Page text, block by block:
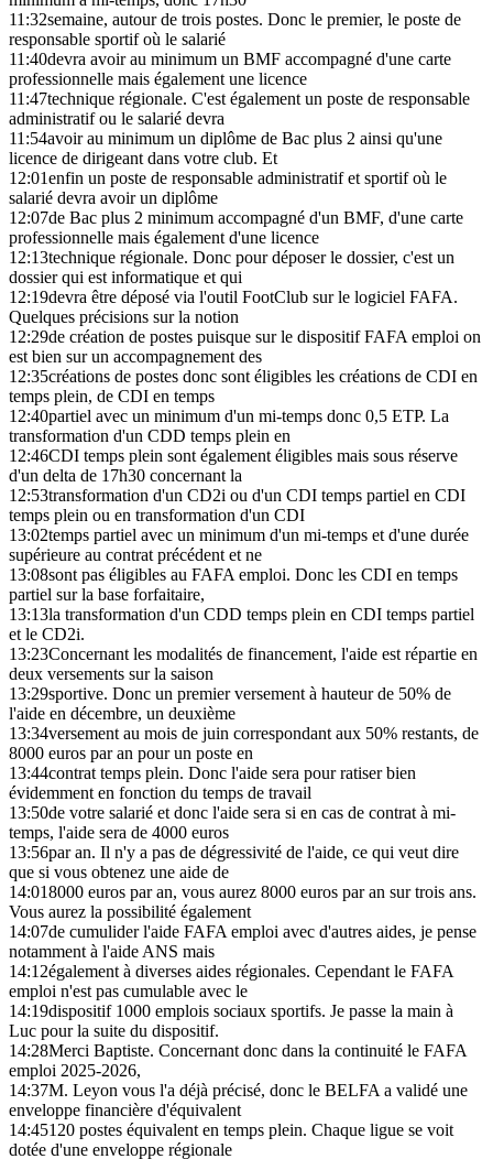
11:32semaine, autour de trois postes. Donc le premier, le poste de
responsable sportif où le salarié
11:40devra avoir au minimum un BMF accompagné d'une carte
professionnelle mais également une licence
11:47technique régionale. C'est également un poste de responsable
administratif ou le salarié devra
11:54avoir au minimum un diplôme de Bac plus 2 ainsi qu'une
licence de dirigeant dans votre club. Et
12:01enfin un poste de responsable administratif et sportif où le
salarié devra avoir un diplôme
12:07de Bac plus 2 minimum accompagné d'un BMF, d'une carte
professionnelle mais également d'une licence
12:13technique régionale. Donc pour déposer le dossier, c'est un
dossier qui est informatique et qui
12:19devra être déposé via l'outil FootClub sur le logiciel FAFA.
Quelques précisions sur la notion
12:29de création de postes puisque sur le dispositif FAFA emploi on
est bien sur un accompagnement des
12:35créations de postes donc sont éligibles les créations de CDI en
temps plein, de CDI en temps
12:40partiel avec un minimum d'un mi-temps donc 0,5 ETP. La
transformation d'un CDD temps plein en
12:46CDI temps plein sont également éligibles mais sous réserve
d'un delta de 17h30 concernant la
12:53transformation d'un CD2i ou d'un CDI temps partiel en CDI
temps plein ou en transformation d'un CDI
13:02temps partiel avec un minimum d'un mi-temps et d'une durée
supérieure au contrat précédent et ne
13:08sont pas éligibles au FAFA emploi. Donc les CDI en temps
partiel sur la base forfaitaire,
13:13la transformation d'un CDD temps plein en CDI temps partiel
et le CD2i.
13:23Concernant les modalités de financement, l'aide est répartie en
deux versements sur la saison
13:29sportive. Donc un premier versement à hauteur de 50% de
l'aide en décembre, un deuxième
13:34versement au mois de juin correspondant aux 50% restants, de
8000 euros par an pour un poste en
13:44contrat temps plein. Donc l'aide sera pour ratiser bien
évidemment en fonction du temps de travail
13:50de votre salarié et donc l'aide sera si en cas de contrat à mi-
temps, l'aide sera de 4000 euros
13:56par an. Il n'y a pas de dégressivité de l'aide, ce qui veut dire
que si vous obtenez une aide de
14:018000 euros par an, vous aurez 8000 euros par an sur trois ans.
Vous aurez la possibilité également
14:07de cumulider l'aide FAFA emploi avec d'autres aides, je pense
notamment à l'aide ANS mais
14:12également à diverses aides régionales. Cependant le FAFA
emploi n'est pas cumulable avec le
14:19dispositif 1000 emplois sociaux sportifs. Je passe la main à
Luc pour la suite du dispositif.
14:28Merci Baptiste. Concernant donc dans la continuité le FAFA
emploi 2025-2026,
14:37M. Leyon vous l'a déjà précisé, donc le BELFA a validé une
enveloppe financière d'équivalent
14:45120 postes équivalent en temps plein. Chaque ligue se voit
dotée d'une enveloppe régionale